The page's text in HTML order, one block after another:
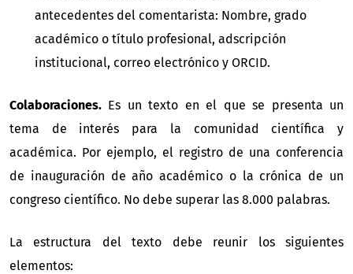
antecedentes del comentarista: Nombre, grado
académico o título profesional, adscripción
institucional, correo electrónico y ORCID.
Colaboraciones. Es un texto en el que se presenta un
tema de interés para la comunidad científica y
académica. Por ejemplo, el registro de una conferencia
de inauguración de año académico o la crónica de un
congreso científico. No debe superar las 8.000 palabras.
La estructura del texto debe reunir los siguientes
elementos: